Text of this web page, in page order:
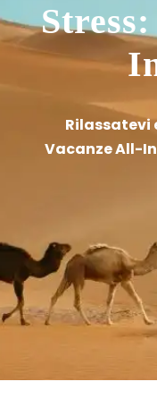
Rilassatevi
Vacanze All-